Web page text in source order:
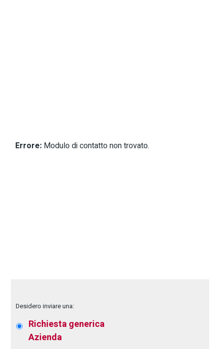
Errore: Modulo di contatto non trovato.
Desidero inviare una:
Richiesta generica
Azienda